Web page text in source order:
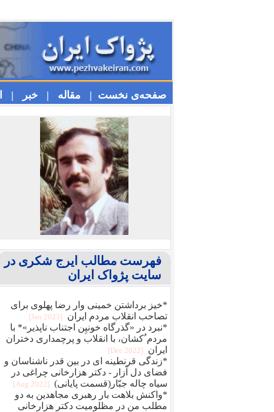
صفحه‌ی نخست | مقاله | خبر |
فهرست مطالب ایرج شكری در
سایت پژواک ایران
*خیز برداشتن خمینی وار رضا پهلوی برای
تصاحب انقلاب مردم ایران
[2023 Jan]
*نبرد در «گذرگاه خونیِن اجتناب ناپذیر»* با
مردم ُکشان، با انقلاب و پرچمداری دختران
ایران
[2022 Dec]
*زندگی قرنطینه ای در بین قدر ناشناسان و
فضای دل آزار - دکتر هزارخانی چراغی در
سیاه چاله جبّار(قسمت پایانی)
[2022 Aug]
*واکنش بلاهت بار رهبری مجاهدین به دو
مطلب من در مظلومیت دکتر هزارخانی